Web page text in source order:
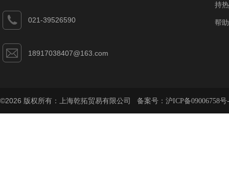
021-39526590
18917038407@163.com
持
帮
©2026 版权所有：上海乾拓贸易有限公司 备案号： 沪ICP备09006758号